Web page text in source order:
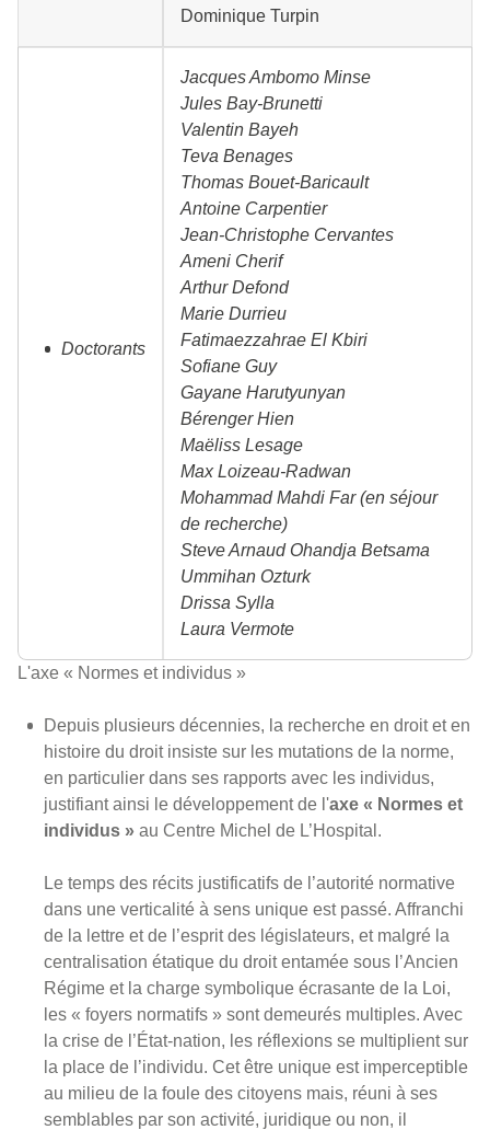
Dominique Turpin
Doctorants
Jacques Ambomo Minse
Jules Bay-Brunetti
Valentin Bayeh
Teva Benages
Thomas Bouet-Baricault
Antoine Carpentier
Jean-Christophe Cervantes
Ameni Cherif
Arthur Defond
Marie Durrieu
Fatimaezzahrae El Kbiri
Sofiane Guy
Gayane Harutyunyan
Bérenger Hien
Maëliss Lesage
Max Loizeau-Radwan
Mohammad Mahdi Far (en séjour
de recherche)
Steve Arnaud Ohandja Betsama
Ummihan Ozturk
Drissa Sylla
Laura Vermote
L'axe « Normes et individus »
Depuis plusieurs décennies, la recherche en droit et en
histoire du droit insiste sur les mutations de la norme,
en particulier dans ses rapports avec les individus,
justifiant ainsi le développement de l'axe « Normes et
individus » au Centre Michel de L’Hospital.
Le temps des récits justificatifs de l’autorité normative
dans une verticalité à sens unique est passé. Affranchi
de la lettre et de l’esprit des législateurs, et malgré la
centralisation étatique du droit entamée sous l’Ancien
Régime et la charge symbolique écrasante de la Loi,
les « foyers normatifs » sont demeurés multiples. Avec
la crise de l’État-nation, les réflexions se multiplient sur
la place de l’individu. Cet être unique est imperceptible
au milieu de la foule des citoyens mais, réuni à ses
semblables par son activité, juridique ou non, il